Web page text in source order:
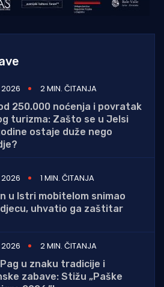
2 MIN. ČITANJA
250.000 noćenja i povratak
turizma: Zašto se u Jelsi
ostaje duže nego
1 MIN. ČITANJA
u Istri mobitelom snimao
uhvatio ga zaštitar
2 MIN. ČITANJA
u znaku tradicije i
zabave: Stižu „Paške